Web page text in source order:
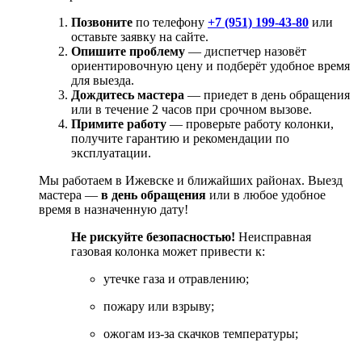
Позвоните по телефону +7 (951) 199-43-80 или
оставьте заявку на сайте.
Опишите проблему — диспетчер назовёт
ориентировочную цену и подберёт удобное время
для выезда.
Дождитесь мастера — приедет в день обращения
или в течение 2 часов при срочном вызове.
Примите работу — проверьте работу колонки,
получите гарантию и рекомендации по
эксплуатации.
Мы работаем в Ижевске и ближайших районах. Выезд
мастера — в день обращения или в любое удобное
время в назначенную дату!
Не рискуйте безопасностью! Неисправная
газовая колонка может привести к:
утечке газа и отравлению;
пожару или взрыву;
ожогам из‑за скачков температуры;